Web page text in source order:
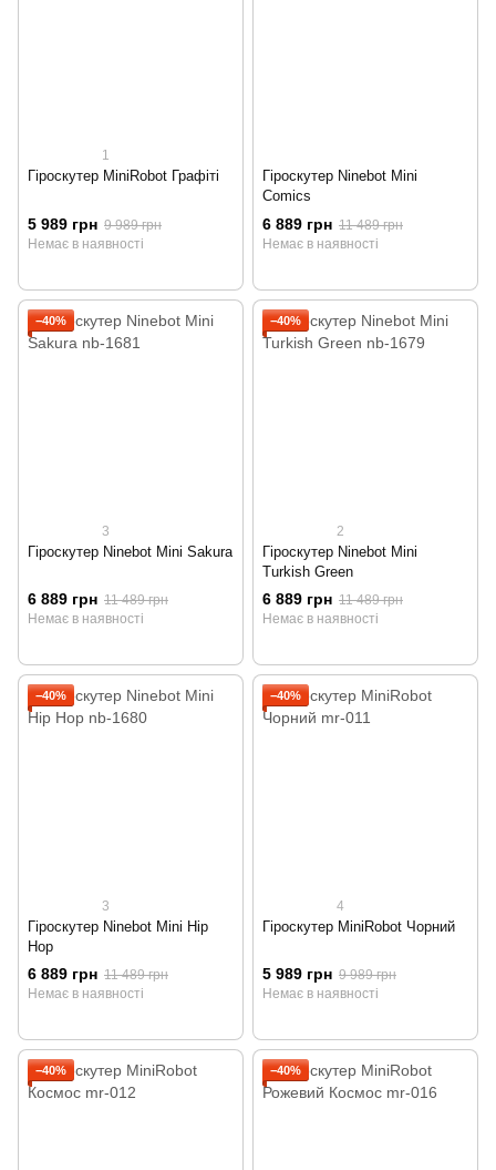
1
Гіроскутер MiniRobot Графіті
5 989 грн 9 989 грн
Немає в наявності
Гіроскутер Ninebot Mini
Comics
6 889 грн 11 489 грн
Немає в наявності
−40%
3
Гіроскутер Ninebot Mini Sakura
6 889 грн 11 489 грн
Немає в наявності
−40%
2
Гіроскутер Ninebot Mini
Turkish Green
6 889 грн 11 489 грн
Немає в наявності
−40%
3
Гіроскутер Ninebot Mini Hip
Hop
6 889 грн 11 489 грн
Немає в наявності
−40%
4
Гіроскутер MiniRobot Чорний
5 989 грн 9 989 грн
Немає в наявності
−40% −40%